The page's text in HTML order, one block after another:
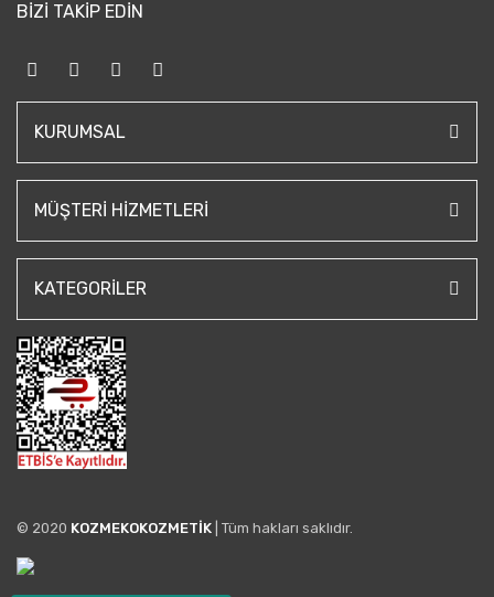
BİZİ TAKİP EDİN
KURUMSAL
MÜŞTERI HIZMETLERI
KATEGORILER
© 2020 KOZMEKOKOZMETİK | Tüm hakları saklıdır.